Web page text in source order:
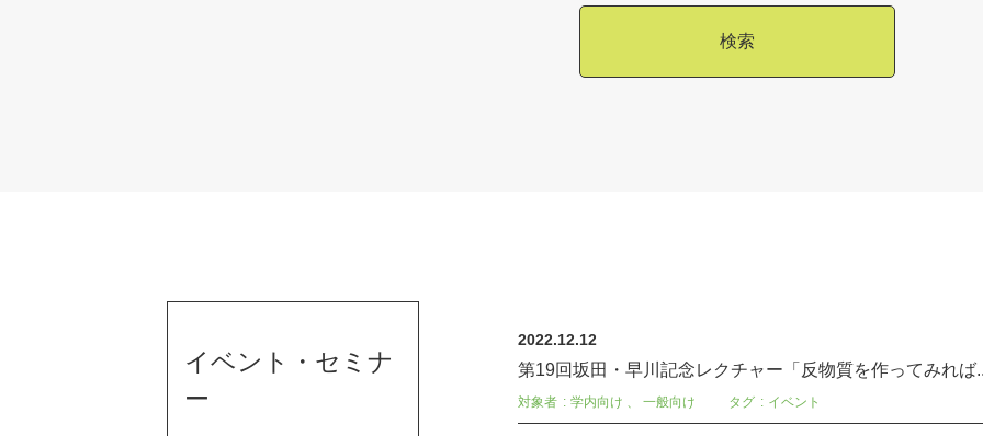
検索
2022.12.12
第19回坂田・早川記念レクチャー「反物質を作ってみれば
対象者 学内向け 、 一般向け タグ イベント
イベント・セミナ
ー